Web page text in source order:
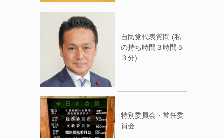
自民党代表質問 (私
の持ち時間３時間５
３分)
特別委員会・常任委
員会